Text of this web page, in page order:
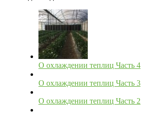
О охлаждении теплиц Часть 4
О охлаждении теплиц Часть 3
О охлаждении теплиц Часть 2